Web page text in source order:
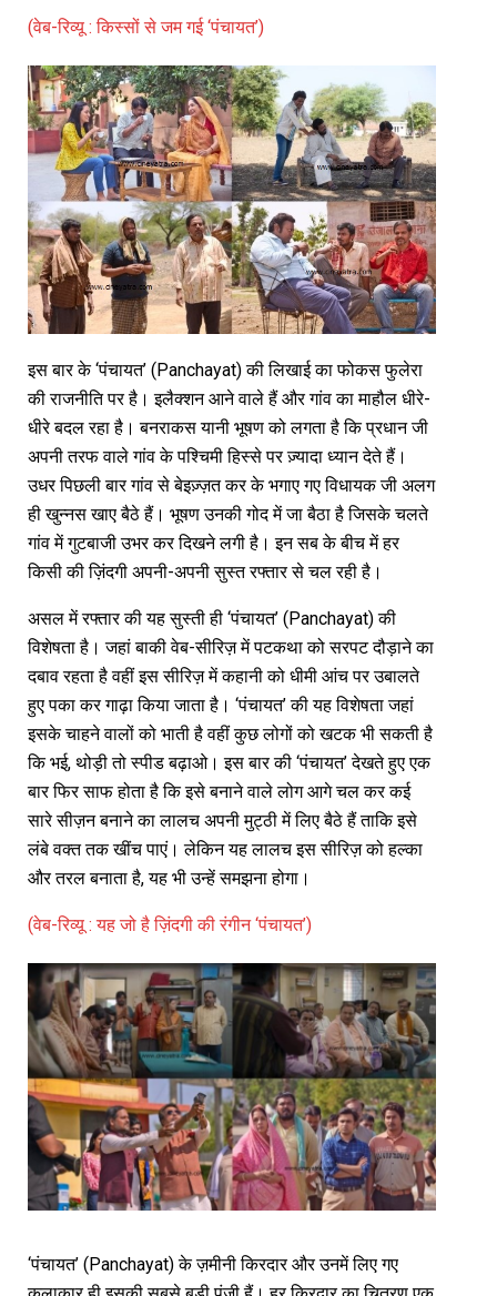
(वेब-रिव्यू : किस्सों से जम गई ‘पंचायत’)
इस बार के ‘पंचायत’ (Panchayat) की लिखाई का फोकस फुलेरा
की राजनीति पर है। इलैक्शन आने वाले हैं और गांव का माहौल धीरे-
धीरे बदल रहा है। बनराकस यानी भूषण को लगता है कि प्रधान जी
अपनी तरफ वाले गांव के पश्चिमी हिस्से पर ज़्यादा ध्यान देते हैं।
उधर पिछली बार गांव से बेइज़्ज़त कर के भगाए गए विधायक जी अलग
ही खुन्नस खाए बैठे हैं। भूषण उनकी गोद में जा बैठा है जिसके चलते
गांव में गुटबाजी उभर कर दिखने लगी है। इन सब के बीच में हर
किसी की ज़िंदगी अपनी-अपनी सुस्त रफ्तार से चल रही है।
असल में रफ्तार की यह सुस्ती ही ‘पंचायत’ (Panchayat) की
विशेषता है। जहां बाकी वेब-सीरिज़ में पटकथा को सरपट दौड़ाने का
दबाव रहता है वहीं इस सीरिज़ में कहानी को धीमी आंच पर उबालते
हुए पका कर गाढ़ा किया जाता है। ‘पंचायत’ की यह विशेषता जहां
इसके चाहने वालों को भाती है वहीं कुछ लोगों को खटक भी सकती है
कि भई, थोड़ी तो स्पीड बढ़ाओ। इस बार की ‘पंचायत’ देखते हुए एक
बार फिर साफ होता है कि इसे बनाने वाले लोग आगे चल कर कई
सारे सीज़न बनाने का लालच अपनी मुट्ठी में लिए बैठे हैं ताकि इसे
लंबे वक्त तक खींच पाएं। लेकिन यह लालच इस सीरिज़ को हल्का
और तरल बनाता है, यह भी उन्हें समझना होगा।
(वेब-रिव्यू : यह जो है ज़िंदगी की रंगीन ‘पंचायत’)
‘पंचायत’ (Panchayat) के ज़मीनी किरदार और उनमें लिए गए